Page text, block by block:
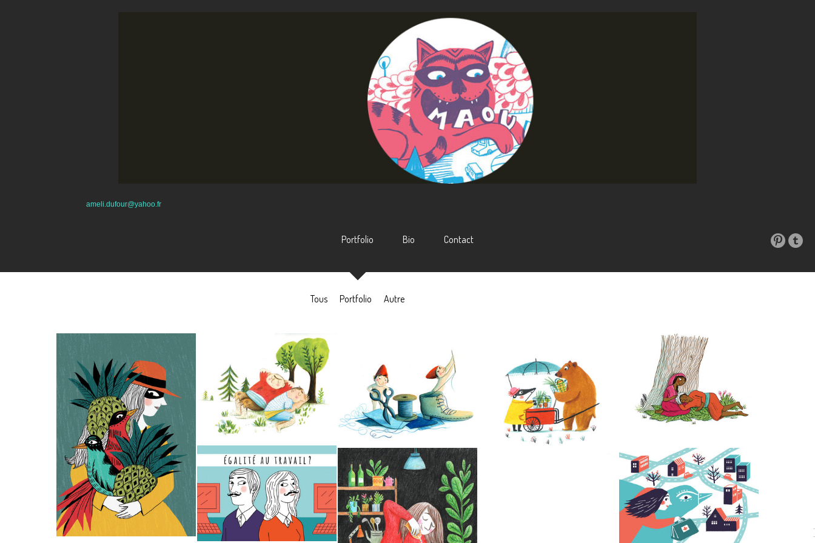
ameli.dufour@yahoo.fr
Portfolio
Tous Portfolio Autre
Bio Contact